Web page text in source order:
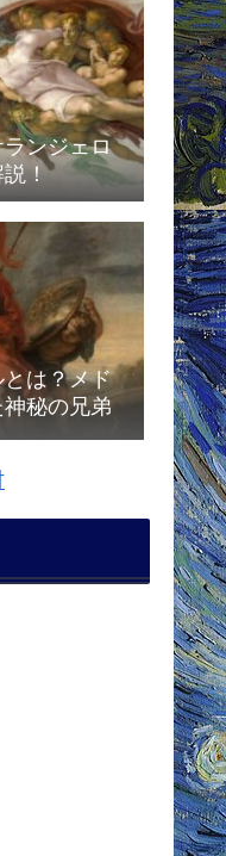
ンジェロ
！
は？メド
秘の兄弟